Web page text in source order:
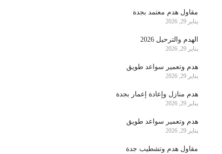
مقاول هدم معتمد بجدة
يناير 29, 2026
الهدم والترحيل 2026
يناير 29, 2026
هدم وتعمير سواعد طويق
يناير 29, 2026
هدم منازل وإعادة إعمار بجدة
يناير 29, 2026
هدم وتعمير سواعد طويق
يناير 29, 2026
مقاول هدم وتشطيب جدة